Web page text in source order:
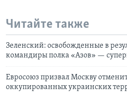
Читайте также
Зеленский: освобожденные в
командиры полка «Азов» —
Евросоюз призвал Москву
оккупированных украинских